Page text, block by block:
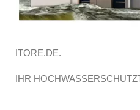
ITORE.DE.
IHR